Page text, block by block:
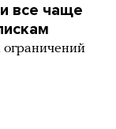
все чаще
ограничений